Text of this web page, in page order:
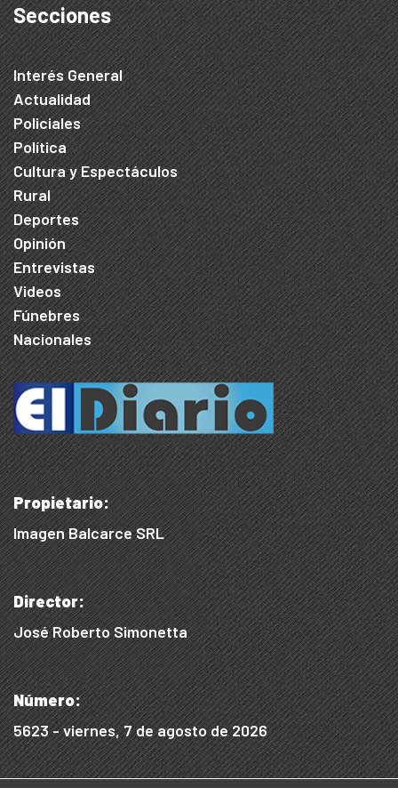
Secciones
Interés General
Actualidad
Policiales
Política
Cultura y Espectáculos
Rural
Deportes
Opinión
Entrevistas
Videos
Fúnebres
Nacionales
Propietario:
Imagen Balcarce SRL
Director:
José Roberto Simonetta
Número:
5623 - viernes, 7 de agosto de 2026